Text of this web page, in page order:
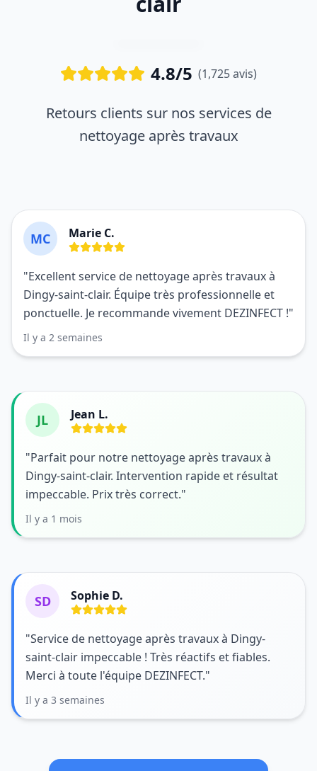
4.8/5 (1,725 avis)
Retours clients sur nos services de
nettoyage après travaux
MC Marie C.
"Excellent service de nettoyage après travaux à
Dingy-saint-clair. Équipe très professionnelle et
ponctuelle. Je recommande vivement DEZINFECT !"
Il y a 2 semaines
JL Jean L.
"Parfait pour notre nettoyage après travaux à
Dingy-saint-clair. Intervention rapide et résultat
impeccable. Prix très correct."
Il y a 1 mois
SD Sophie D.
"Service de nettoyage après travaux à Dingy-
saint-clair impeccable ! Très réactifs et fiables.
Merci à toute l'équipe DEZINFECT."
Il y a 3 semaines